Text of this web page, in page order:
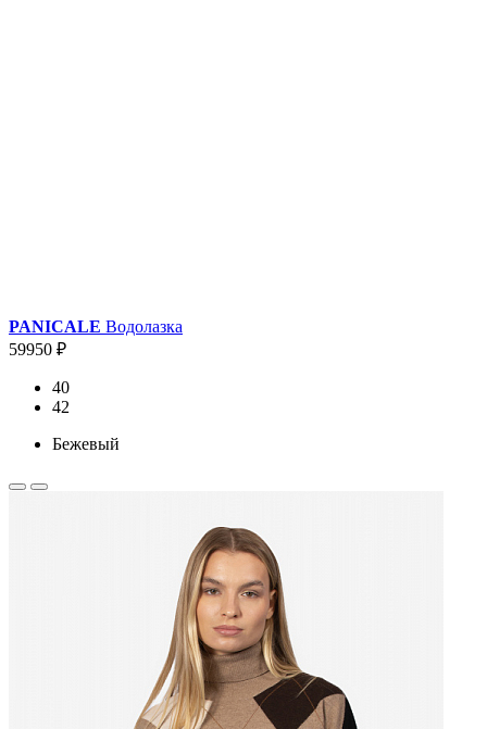
PANICALE Водолазка
59950 ₽
40
42
Бежевый